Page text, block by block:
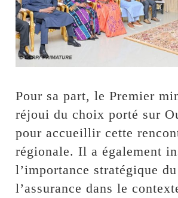
‎Pour sa part, le Premier
réjoui du choix porté sur
pour accueillir cette
régionale. Il a également
l’importance stratégique
l’assurance dans le